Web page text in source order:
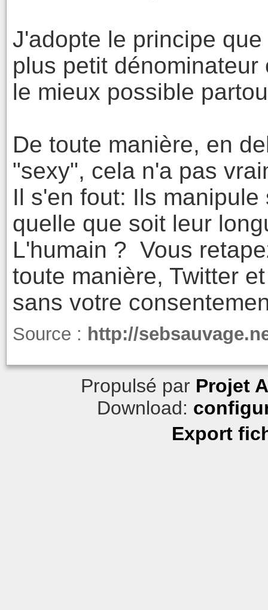
J'adopte le principe
plus petit
le mieux possible
De toute manière, en
"sexy", cela n'a pas
Il s'en fout: Ils
quelle que soit leur
L'humain ? Vous
toute manière, Twitter
sans votre
Source : http://
Propulsé par Projet
Download:
Export